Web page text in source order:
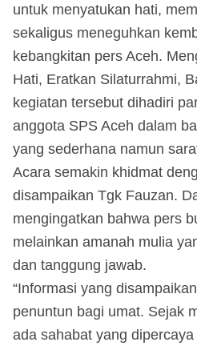
untuk menyatukan hati,
sekaligus meneguhkan
kebangkitan pers Aceh.
Hati, Eratkan Silaturrahmi,
kegiatan tersebut dihadiri
anggota SPS Aceh dalam
yang sederhana namun
Acara semakin khidmat
disampaikan Tgk Fauzan.
mengingatkan bahwa pers
melainkan amanah mulia
dan tanggung jawab.
“Informasi yang
penuntun bagi umat. Sejak
ada sahabat yang